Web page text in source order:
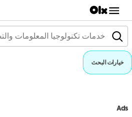
خيارات البحث
Ads